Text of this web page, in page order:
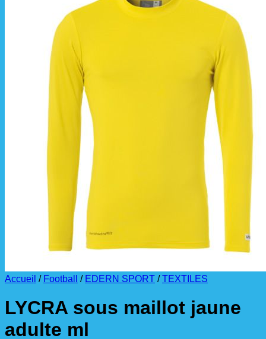
Les commandes sont passéesles 1er et 15 de
chaque mois
À partir de ces dates, le
d'environ 3 semaines
La livraison est effectuée directement au club
La commande est à récupérer auprès du
référent des équipements du club
Accueil / Football / EDERN SPORT / TEXTILES
LYCRA sous maillot jaune
adulte ml